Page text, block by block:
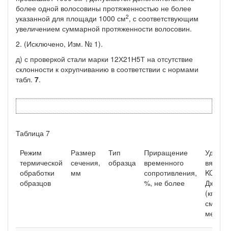
более одной волосовины протяженностью не более
указанной для площади 1000 см2, с соответствующим
увеличением суммарной протяженности волосовин.
2. (Исключено, Изм. № 1).
д) с проверкой стали марки 12Х21Н5Т на отсутствие
склонности к охрупчиванию в соответствии с нормами
табл. 7.
Таблица 7
Режим
термической
обработки
образцов
Размер
сечения,
мм
Тип
образца
Приращение
временного
сопротивления,
%, не более
KCU,
Дж/см
(кгс×м/
см
менее